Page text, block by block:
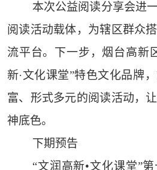
本次公益阅读分享会进
阅读活动载体，为辖区群众
流平台。下一步，烟台高新
新·文化课堂”特色文化品牌
富、形式多元的阅读活动，
神底色。
下期预告
“文润高新•文化课堂”